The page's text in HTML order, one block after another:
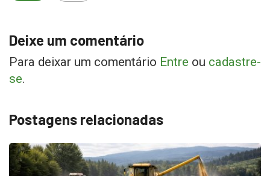
Deixe um comentário
Para deixar um comentário Entre ou cadastre-
se.
Postagens relacionadas